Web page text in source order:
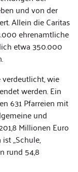
und von der
Allein die Caritas
ehrenamtliche
etwa 350.000
verdeutlicht, wie
werden. Ein
631 Pfarreien mit
und
Millionen Euro
„Schule,
rund 54,8